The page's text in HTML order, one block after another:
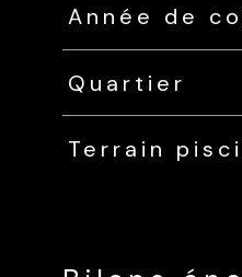
Année de
Quartier
Terrain